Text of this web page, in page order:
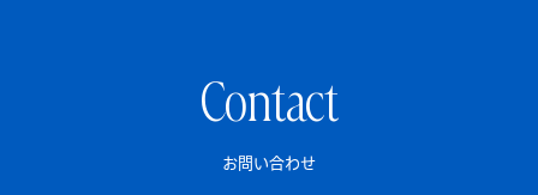
Contact
お問い合わせ